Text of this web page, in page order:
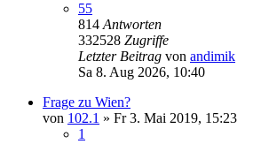
55
814 Antworten
332528 Zugriffe
Letzter Beitrag von andimik
Sa 8. Aug 2026, 10:40
Frage zu Wien?
von 102.1 » Fr 3. Mai 2019, 15:23
1